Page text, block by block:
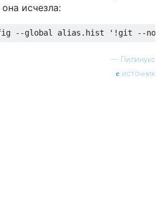
исчезла:
— Пилинукс
источник